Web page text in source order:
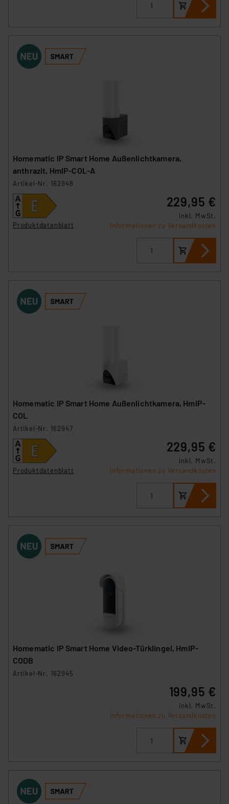
Homematic IP Smart Home Außenlichtkamera,
anthrazit, HmIP-COL-A
Artikel-Nr. 162948
Produktdatenblatt
229,95 €
inkl. MwSt.
Informationen zu Versandkosten
Homematic IP Smart Home Außenlichtkamera, HmIP-
COL
Artikel-Nr. 162947
Produktdatenblatt
229,95 €
inkl. MwSt.
Informationen zu Versandkosten
Homematic IP Smart Home Video-Türklingel, HmIP-
CODB
Artikel-Nr. 162945
199,95 €
inkl. MwSt.
Informationen zu Versandkosten